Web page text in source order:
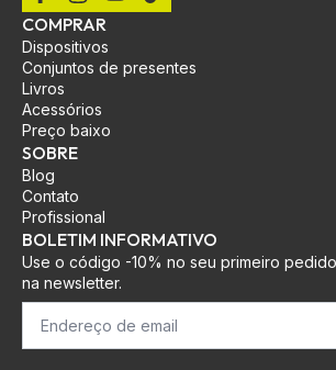
COMPRAR
Dispositivos
Conjuntos de presentes
Livros
Acessórios
Preço baixo
SOBRE
Blog
Contato
Profissional
BOLETIM INFORMATIVO
Use o código -10% no seu primeiro
na newsletter.